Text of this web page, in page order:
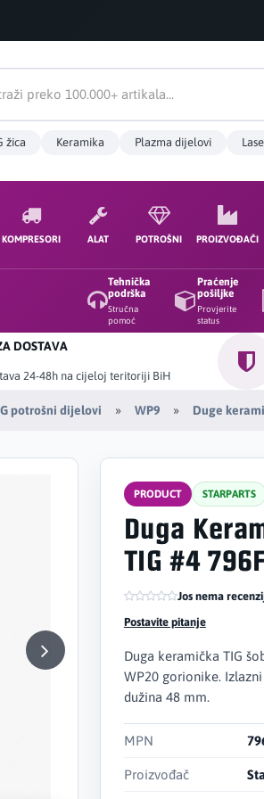
žica Keramika Plazma dijelovi
KOMPRESORI ALAT POTROŠNI PROIZVOĐAČI
Tehnička
podrška
Stručna
pomoć
Praćenje
pošiljke
Provjerite
status
DOSTAVA
24-48h na cijeloj teritoriji BiH
potrošni dijelovi WP9 Duge
PRODUCT STARPARTS
Duga
TIG #4
Jos nema
Postavite pitanje
Duga keramička TIG
WP20 gorionike.
dužina 48 mm.
MPN
Proizvođač